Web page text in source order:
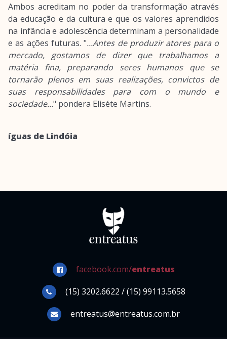
Ambos acreditam no poder da transformação através
da educação e da cultura e que os valores aprendidos
na infância e adolescência determinam a personalidade
e as ações futuras. "...Antes de produzir atores para o
mercado, gostamos de dizer que trabalhamos a
matéria fina, preparando seres humanos que se
tornarão plenos em suas realizações, convictos de
suas responsabilidades para com o mundo e
sociedade..." pondera Eliséte Martins.
íguas de Lindóia
facebook.com/entreatus
(15) 3202.6622 / (15) 99113.5658
entreatus@entreatus.com.br